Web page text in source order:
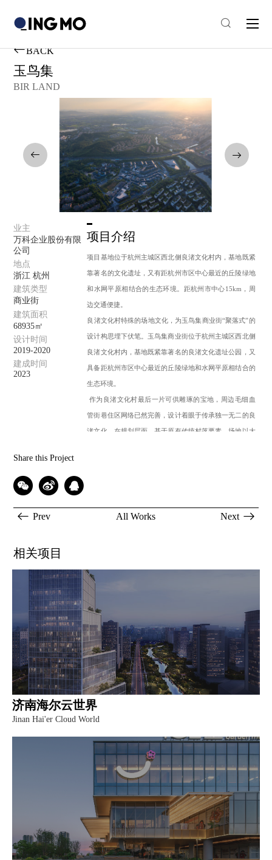
BACK
玉鸟集
BIR LAND
项目介绍
项目基地位于杭州主城区西北侧良渚文化村内，基地既紧
靠著名的文化遗址，又有距杭州市区中心最近的丘陵绿地
和水网平原相结合的生态环境。距杭州市中心15km，周
边交通便捷。
良渚文化村特殊的场地文化，为玉鸟集商业街“聚落式”的
设计构思埋下伏笔。玉鸟集商业街位于杭州主城区西北侧
良渚文化村内，基地既紧靠著名的良渚文化遗址公园，又
具备距杭州市区中心最近的丘陵绿地和水网平原相结合的
生态环境。
作为良渚文化村最后一片可供雕琢的宝地，周边毛细血
管街巷住区网络已然完善，设计着眼于传承独一无二的良
渚文化。在规划层面，基于原有传统村落要素，场地以大
阂感的聚落式设计，最为适宜驱动人们来此交融、欢聚。
的特质。建造所用材料也与自然生态和历史文脉息息相
关，承古接今。
业主
万科企业股份有限
公司
地点
浙江 杭州
建筑类型
商业街
建筑面积
68935㎡
设计时间
2019-2020
建成时间
2023
Share this Project
Prev All Works Next
相关项目
济南海尔云世界
Jinan Hai'er Cloud World